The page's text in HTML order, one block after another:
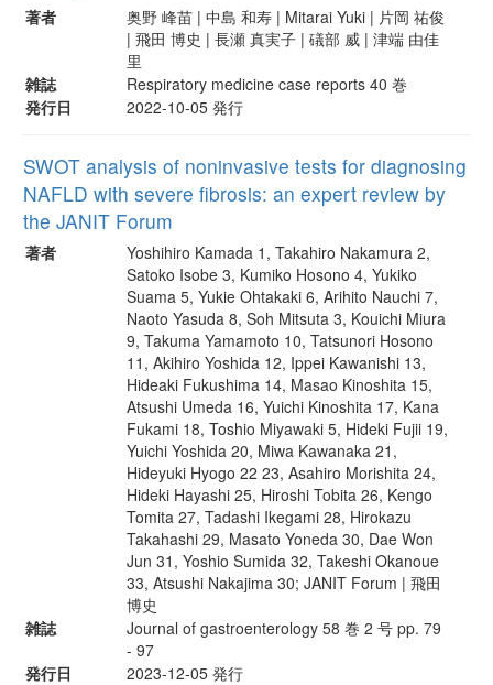
著者
奥野 峰苗 | 中島 和寿 | Mitarai Yuki | 片岡 祐俊
| 飛田 博史 | 長瀬 真実子 | 礒部 威 | 津端 由佳
里
雑誌
Respiratory medicine case reports 40 巻
発行日
2022-10-05 発行
SWOT analysis of noninvasive tests for diagnosing
NAFLD with severe fibrosis: an expert review by
the JANIT Forum
著者
Yoshihiro Kamada 1, Takahiro Nakamura 2,
Satoko Isobe 3, Kumiko Hosono 4, Yukiko
Suama 5, Yukie Ohtakaki 6, Arihito Nauchi 7,
Naoto Yasuda 8, Soh Mitsuta 3, Kouichi Miura
9, Takuma Yamamoto 10, Tatsunori Hosono
11, Akihiro Yoshida 12, Ippei Kawanishi 13,
Hideaki Fukushima 14, Masao Kinoshita 15,
Atsushi Umeda 16, Yuichi Kinoshita 17, Kana
Fukami 18, Toshio Miyawaki 5, Hideki Fujii 19,
Yuichi Yoshida 20, Miwa Kawanaka 21,
Hideyuki Hyogo 22 23, Asahiro Morishita 24,
Hideki Hayashi 25, Hiroshi Tobita 26, Kengo
Tomita 27, Tadashi Ikegami 28, Hirokazu
Takahashi 29, Masato Yoneda 30, Dae Won
Jun 31, Yoshio Sumida 32, Takeshi Okanoue
33, Atsushi Nakajima 30; JANIT Forum | 飛田
博史
雑誌
Journal of gastroenterology 58 巻 2 号 pp. 79
- 97
発行日
2023-12-05 発行